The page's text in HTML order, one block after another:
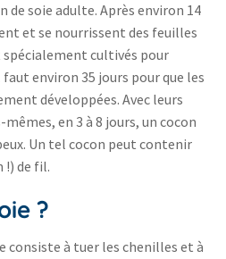
soie adulte. Après environ 14
et se nourrissent des feuilles
spécialement cultivés pour
faut environ 35 jours pour que les
développées. Avec leurs
en 3 à 8 jours, un cocon
Un tel cocon peut contenir
!) de fil.
?
à tuer les chenilles et à